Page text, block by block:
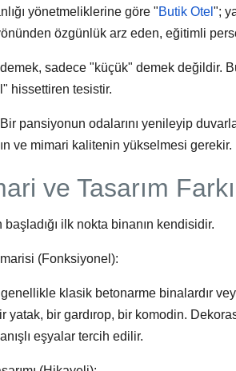
yönetmeliklerine göre "Butik Otel ";
özgünlük arz eden, eğitimli
sadece "küçük" demek değildir.
hissettiren tesistir.
Bir pansiyonun odalarını yenileyip
ve mimari kalitenin yükselmesi gerekir.
ve Tasarım
başladığı ilk nokta binanın kendisidir.
(Fonksiyonel):
genellikle klasik betonarme binalardır
yatak, bir gardırop, bir komodin.
eşyalar tercih edilir.